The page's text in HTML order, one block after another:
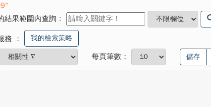
結果範圍內查詢：
務 ： 我的檢索策略
每頁筆數： 儲存